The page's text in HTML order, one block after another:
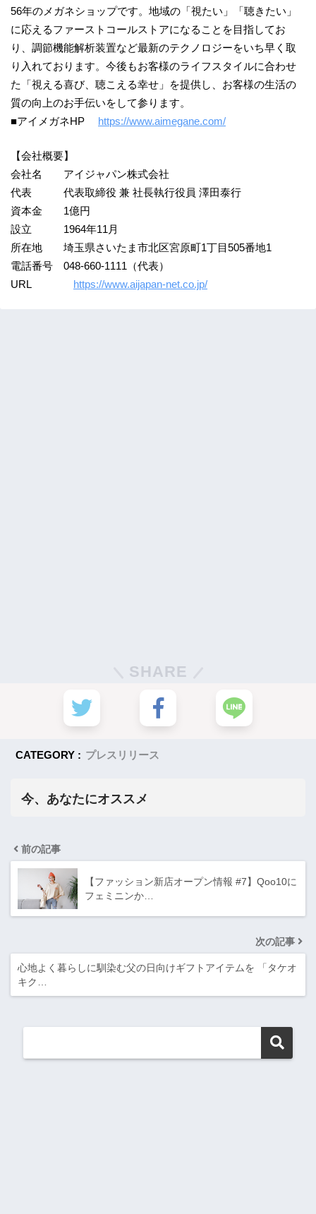
56年のメガネショップです。地域の「視たい」「聴きたい」
に応えるファーストコールストアになることを目指してお
り、調節機能解析装置など最新のテクノロジーをいち早く取
り入れております。今後もお客様のライフスタイルに合わせ
た「視える喜び、聴こえる幸せ」を提供し、お客様の生活の
質の向上のお手伝いをして参ります。
■アイメガネHP https://www.aimegane.com/
【会社概要】
会社名 アイジャパン株式会社
代表 代表取締役 兼 社長執行役員 澤田泰行
資本金 1億円
設立 1964年11月
所在地 埼玉県さいたま市北区宮原町1丁目505番地1
電話番号 048-660-1111（代表）
URL https://www.aijapan-net.co.jp/
SHARE
CATEGORY : プレスリリース
今、あなたにオススメ
前の記事
【ファッション新店オープン情報 #7】Qoo10に
フェミニンか…
次の記事
心地よく暮らしに馴染む父の日向けギフトアイテムを 「タケオ
キク…